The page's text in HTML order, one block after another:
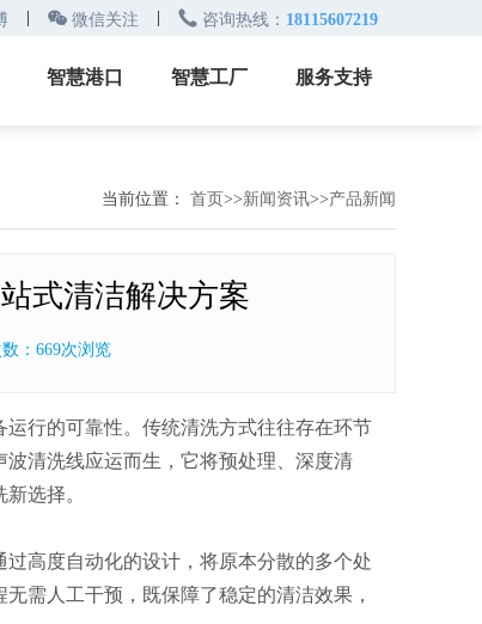
智慧港口
系统软件
智慧工厂
软件系统
服务支持
 微信关注  咨询热线： 18115607219
当前位置： 首页>>新闻资讯>>产品新闻
式清洁解决方案
：669次浏览
行的可靠性。传统清洗方式往往存在环节
清洗线应运而生，它将预处理、深度清
选择。
高度自动化的设计，将原本分散的多个处
需人工干预，既保障了稳定的清洁效果，